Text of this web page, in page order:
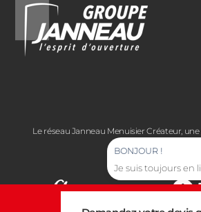
Le réseau Janneau Menuisier Créateur,
Janneau
BONJOUR !
Je suis toujours en